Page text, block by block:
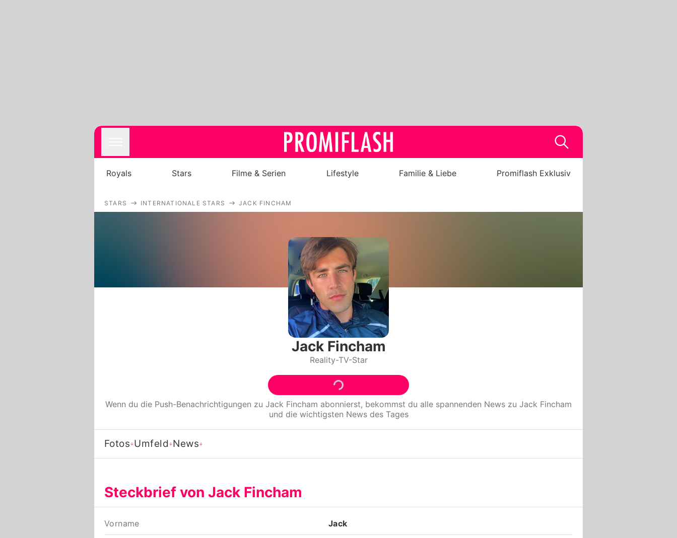
Filme & Serien
Lifestyle
Familie & Liebe
Promiflash Exklusiv
Alle Themen auf Promiflash
Jobs
App runterladen
Team
Nutzungsbedingungen
Royals Stars Filme & Serien Lifestyle Familie & Liebe Promiflash Exklusiv
STARS INTERNATIONALE STARS JACK FINCHAM
Jack Fincham
Reality-TV-Star
Wenn du die Push-Benachrichtigungen zu Jack Fincham abonnierst, bekommst du alle spannenden News zu Jack Fincham
und die wichtigsten News des Tages
Fotos Umfeld News
Steckbrief von Jack Fincham
Vorname Jack